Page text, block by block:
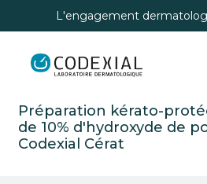
L'engagement
Préparation kérato-
de 10% d'hydroxyde de
Codexial Cérat